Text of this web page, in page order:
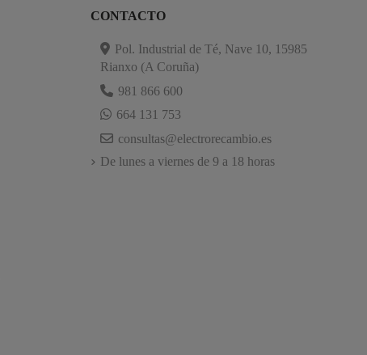
CONTACTO
Pol. Industrial de Té, Nave 10, 15985
Rianxo (A Coruña)
981 866 600
664 131 753
consultas@electrorecambio.es
De lunes a viernes de 9 a 18 horas